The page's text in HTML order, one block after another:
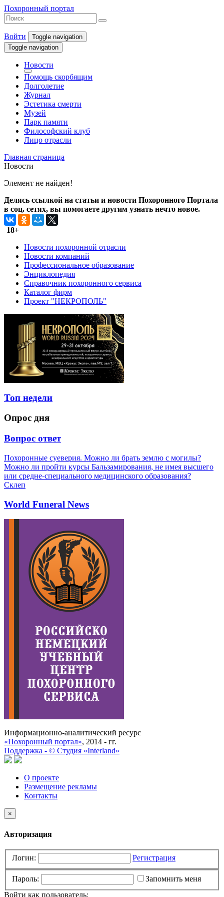
Похоронный портал
Войти
Toggle navigation
Toggle navigation
Новости
Помощь скорбящим
Долголетие
Журнал
Эстетика смерти
Музей
Парк памяти
Философский клуб
Лицо отрасли
Главная страница
Новости
Элемент не найден!
Делясь ссылкой на статьи и новости Похоронного Портала
в соц. сетях, вы помогаете другим узнать нечто новое.
18+
Новости похоронной отрасли
Новости компаний
Профессиональное образование
Энциклопедия
Справочник похоронного сервиса
Каталог фирм
Проект "НЕКРОПОЛЬ"
Топ недели
Опрос дня
Вопрос ответ
Похоронные суеверия. Можно ли брать землю с могилы?
Можно ли пройти курсы Бальзамирования, не имея высшего
или средне-специального медицинского образования?
Склеп
World Funeral News
Информационно-аналитический ресурс
«Похоронный портал», 2014 - гг.
Поддержка - © Cтудия «Interland»
О проекте
Размещение рекламы
Контакты
×
Авторизация
Логин: Регистрация
Пароль:
Запомнить меня
Войти как пользователь: